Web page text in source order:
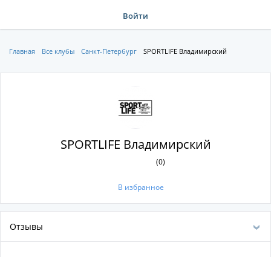
Войти
Главная Все клубы Санкт-Петербург SPORTLIFE Владимирский
SPORTLIFE Владимирский
(0)
В избранное
Отзывы